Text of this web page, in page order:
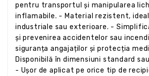
pentru transportul și manipularea
inflamabile. - Material rezistent,
industriale sau exterioare. -
și prevenirea accidentelor sau
siguranța angajaților și protecția
Disponibilă în dimensiuni standard
- Ușor de aplicat pe orice tip de